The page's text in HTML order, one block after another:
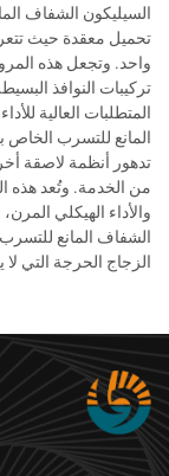
السيليكون الشفاف
تحميل معقدة حيث
واحد. وتجعل هذه
تركيبات النوافذ
المتطلبات العالية
المانع للتسرب الخاص
تدهور أنظمة لاصقة
من الخدمة. وتُعد هذه
والأداء الهيكلي
الشفاف المانع
الزجاج الحرجة التي لا